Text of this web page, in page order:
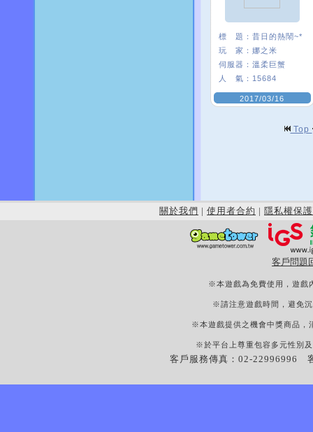
標 題： 昔日的熱鬧~*
玩 家： 娜之米
伺服器： 溫柔巨蟹
人 氣： 15684
2017/03/16
Top
關於我們 | 使用者合約 | 隱私權保護
客戶問題
※本遊戲為免費使用，遊戲
※請注意遊戲時間，避免
※本遊戲提供之機會中獎商品，
※於平台上尊重包容多元性別
客戶服務傳真：02-22996996